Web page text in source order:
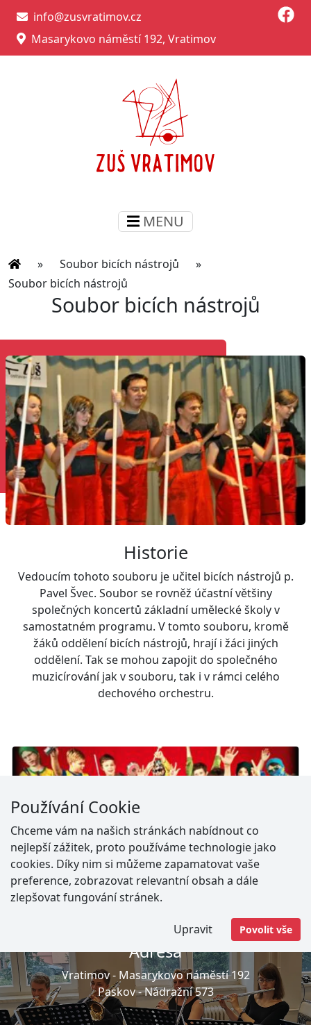
info@zusvratimov.cz
Masarykovo náměstí 192, Vratimov
MENU
» Soubor bicích nástrojů
»
Soubor bicích nástrojů
Soubor bicích nástrojů
Historie
Vedoucím tohoto souboru je učitel bicích nástrojů p.
Pavel Švec. Soubor se rovněž účastní většiny
společných koncertů základní umělecké školy v
samostatném programu. V tomto souboru, kromě
žáků oddělení bicích nástrojů, hrají i žáci jiných
oddělení. Tak se mohou zapojit do společného
muzicírování jak v souboru, tak i v rámci celého
dechového orchestru.
Adresa
Vratimov - Masarykovo náměstí 192
Paskov -Nádražní 573
Používání Cookie
Chceme vám na našich stránkách nabídnout co
nejlepší zážitek, proto používáme technologie jako
cookies. Díky nim si můžeme zapamatovat vaše
preference, zobrazovat relevantní obsah a dále
zlepšovat fungování stránek.
Upravit Povolit vše